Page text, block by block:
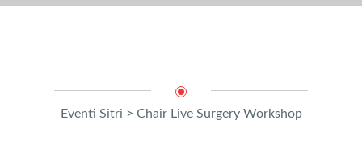
Eventi Sitri > Chair Live Surgery Workshop